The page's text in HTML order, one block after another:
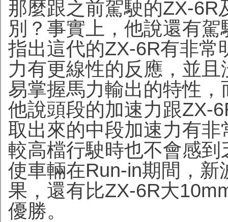
那麼跟之前駕駛的ZX-6R
別？事實上，他說還有
指出這代的ZX-6R有非常
力有更線性的反應，並
易掌握馬力輸出的特性
他說頭段的加速力跟ZX-
取出來的中段加速力有
較高檔行駛時也不會感
使車輛在Run-in期間，
果，還有比ZX-6R大
優勝。